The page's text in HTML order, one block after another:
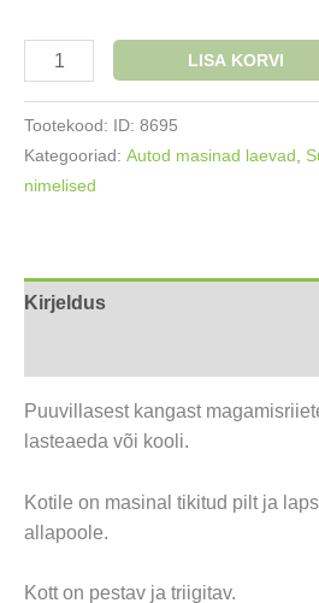
Nimega
sussikott
LISA KORVI
Tootekood: ID: 8695
Kategooriad: Autod masinad laevad,
nimelised
Kirjeldus
Puuvillasest kangast
lasteaeda või kooli.
Kotile on masinal tikitud pilt ja
allapoole.
Kott on pestav ja triigitav.